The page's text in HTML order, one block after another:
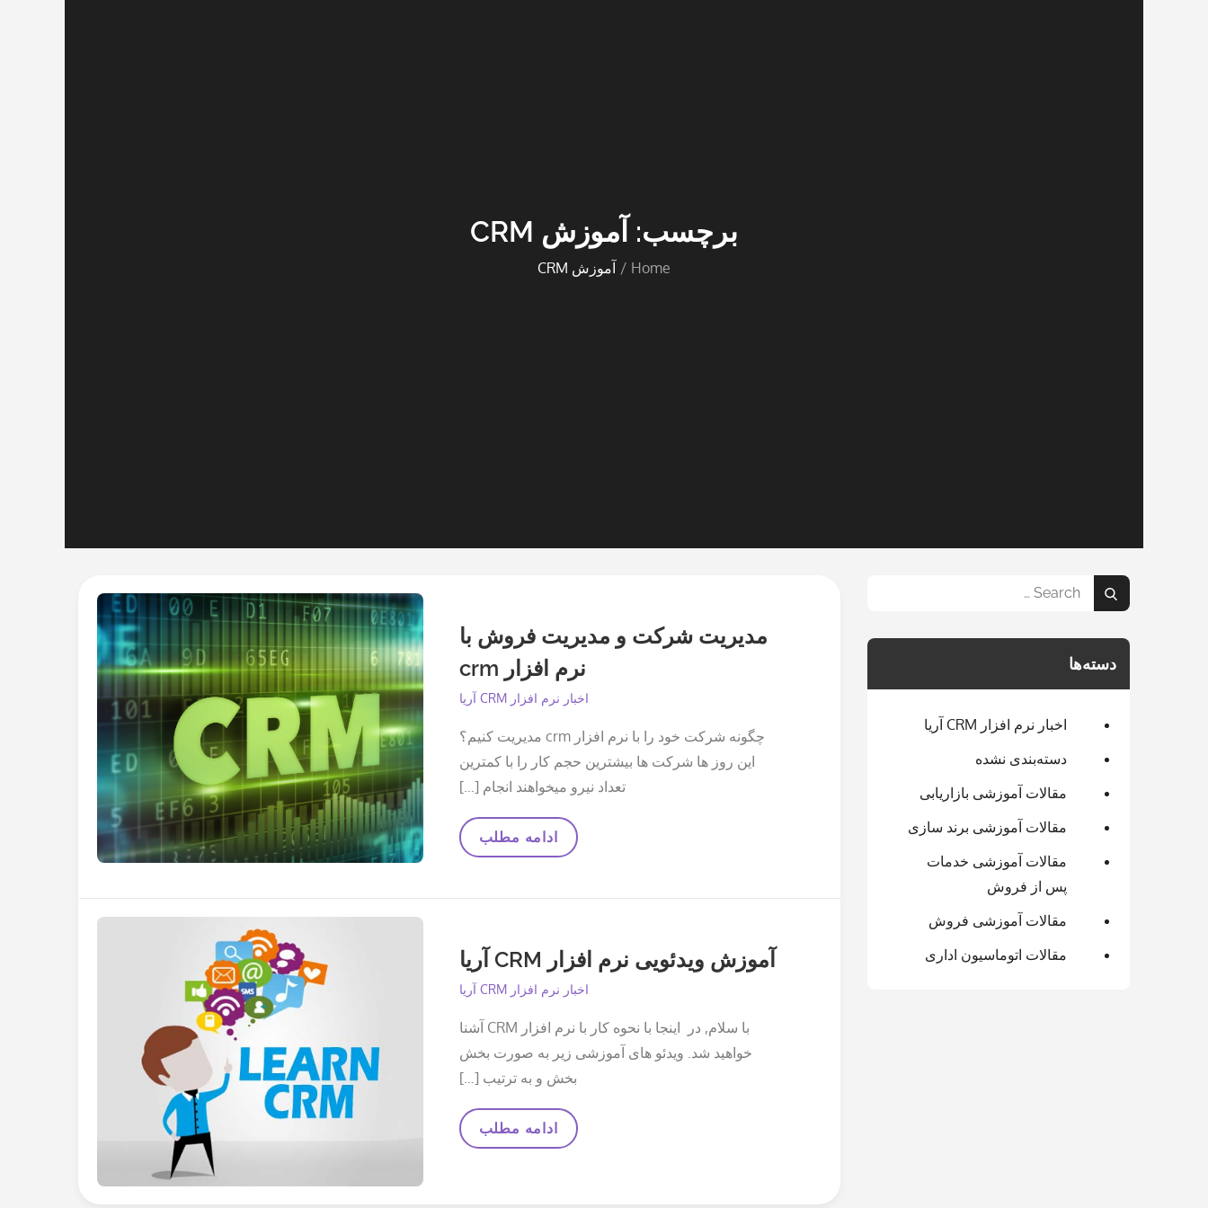
برچسب: آموزش CRM
Home آموزش CRM
مدیریت شرکت و مدیریت فروش با
نرم افزار crm
اخبار نرم افزار CRM آریا
چگونه شرکت خود را با نرم افزار crm مدیریت کنیم؟
این روز ها شرکت ها بیشترین حجم کار را با کمترین
تعداد نیرو میخواهند انجام […]
مدیریت
فروش
Crm
ادامه مطلب
آموزش ویدئویی نرم افزار CRM آریا
اخبار نرم افزار CRM آریا
با سلام, در اینجا با نحوه کار با نرم افزار CRM آشنا
خواهید شد. ویدئو های آموزشی زیر به صورت بخش
بخش و به ترتیب […]
آموزش
ادامه مطلب
Search
for:
Search
دسته‌ها
اخبار نرم افزار CRM آریا
دسته‌بندی نشده
مقالات آموزشی بازاریابی
مقالات آموزشی برند سازی
مقالات آموزشی خدمات
پس از فروش
مقالات آموزشی فروش
مقالات اتوماسیون اداری